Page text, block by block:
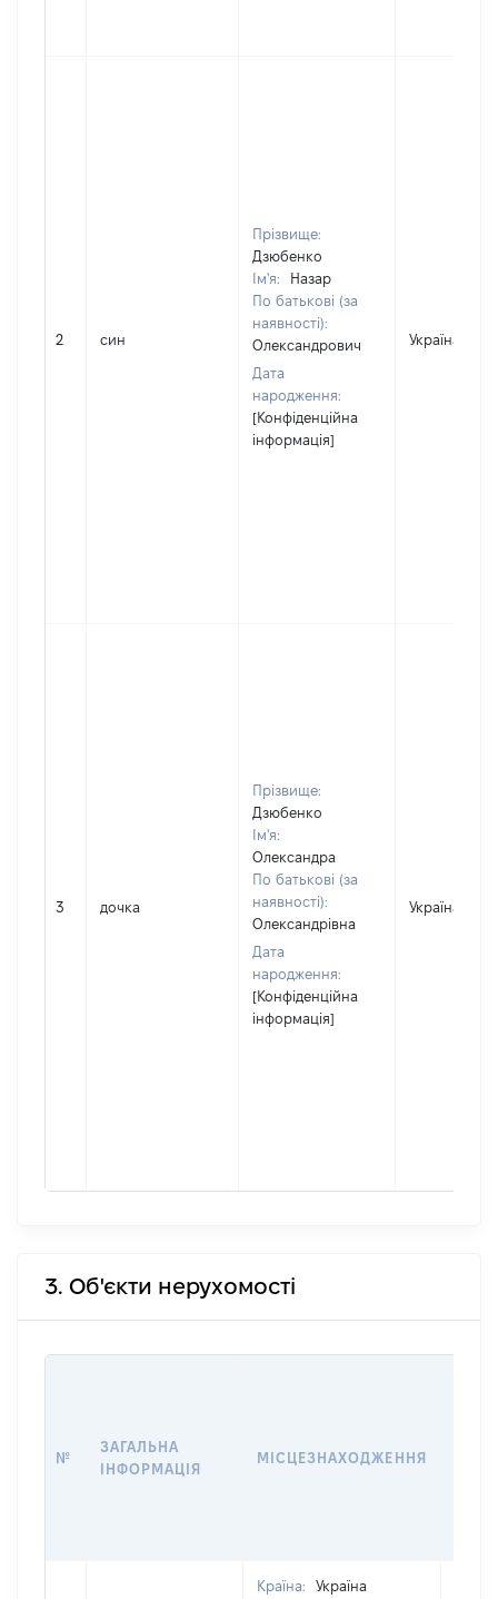
2 син
Прізвище:
Дзюбенко
Ім'я:
Назар
По батькові (за
наявності):
Олександрович
Дата
народження:
[Конфіденційна
інформація]
Україна
3 дочка
Прізвище:
Дзюбенко
Ім'я:
Олександра
По батькові (за
наявності):
Олександрівна
Дата
народження:
[Конфіденційна
інформація]
Україна
3. Об'єкти нерухомості
№
ЗАГАЛЬНА
ІНФОРМАЦІЯ
МІСЦЕЗНАХОДЖЕННЯ
Країна:
Україна